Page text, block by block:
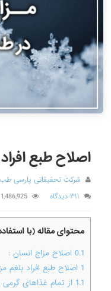
اصلاح طبع
شرکت تحقیقاتی پارسی طب
۳۱۱ دیدگاه
1,486,925 بازدید
محتوای مقاله (با
0.1 اصلاح مزاج انسان :
1 اصلاح طبع افراد بلغم
1.1 از تمام غذاهای